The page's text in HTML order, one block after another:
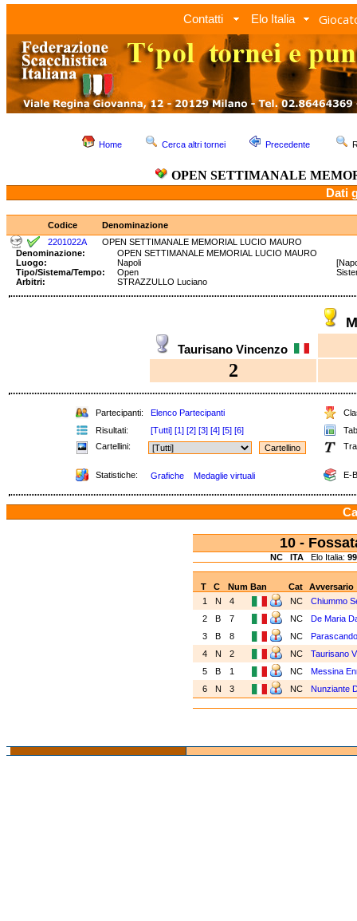
Contatti Elo Italia
Home Cerca altri tornei Precedente
OPEN SETTIMANALE
Dati
Codice
Denominazione
2201022A
OPEN SETTIMANALE MEMORIAL LUCIO MAURO
Denominazione:
OPEN SETTIMANALE MEMORIAL LUCIO MAURO
Luogo:
Napoli
Tipo/Sistema/Tempo:
Open
Arbitri:
STRAZZULLO Luciano
Taurisano Vincenzo
2
Partecipanti: Elenco Partecipanti
Risultati:
[Tutti] [1] [2] [3] [4] [5] [6]
Cartellini:
Statistiche: Grafiche Medaglie virtuali E-
10 -
NC ITAElo Italia:
T C Num Ban Cat
Avversario
1
N 4 NC
Chiummo
2
B 7 NC
De Maria
3
B 8 NC
4
N 2 NC
Taurisano
5
B 1 NC
Messina
6
N 3 NC Nunziante